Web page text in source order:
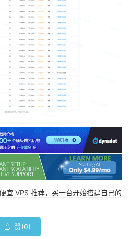
宜 VPS 推荐，买一台开始搭建自己的
 赞(0)